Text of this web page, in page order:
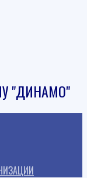
"ДИНАМО"